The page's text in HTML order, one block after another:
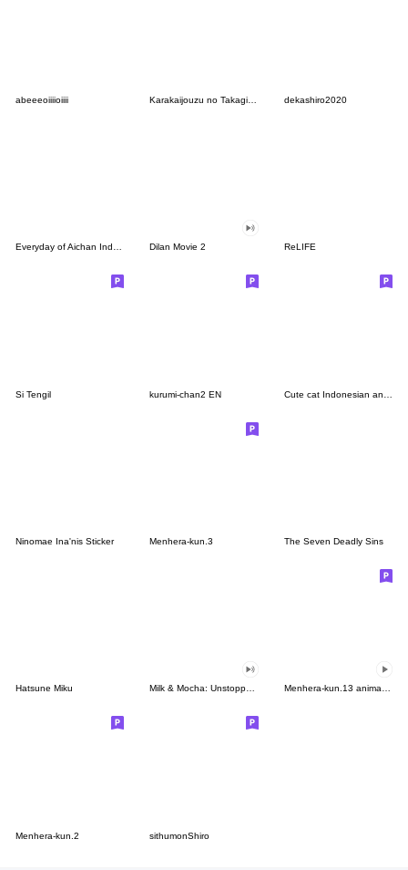
abeeeoiiiioiiii dekashiro2020
Everyday of Aichan Indonesian & JP 2020 Dilan Movie 2 ReLIFE
Si Tengil kurumi-chan2 EN
Ninomae Ina'nis Sticker Menhera-kun.3 The Seven Deadly Sins
Hatsune Miku Milk & Mocha: Unstoppable Lovers Menhera-kun.13 animation
Menhera-kun.2 sithumonShiro